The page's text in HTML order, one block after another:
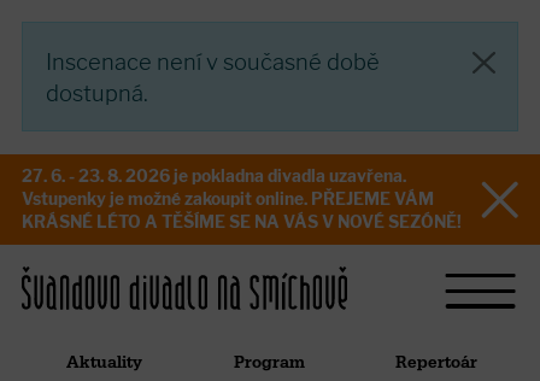
Inscenace není v současné době
dostupná.
27. 6. - 23. 8. 2026 je pokladna divadla uzavřena.
Vstupenky je možné zakoupit online. PŘEJEME VÁM
KRÁSNÉ LÉTO A TĚŠÍME SE NA VÁS V NOVÉ SEZÓNĚ!
Aktuality Program
Repertoár